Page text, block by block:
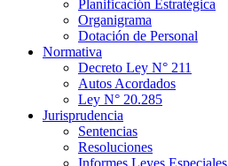
Planificación Estratégica
Organigrama
Dotación de Personal
Normativa
Decreto Ley N° 211
Autos Acordados
Ley N° 20.285
Jurisprudencia
Sentencias
Resoluciones